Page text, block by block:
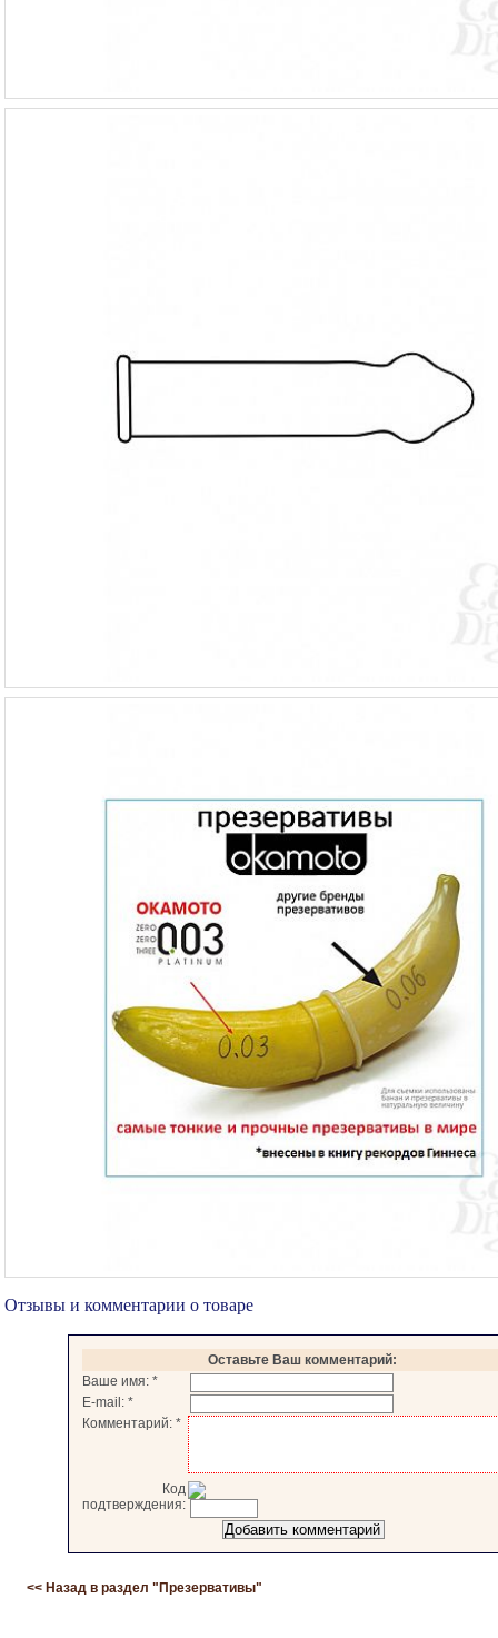
Отзывы и комментарии о товаре
Оставьте Ваш комментарий:
Ваше имя: *
E-mail: *
Комментарий: *
Код
подтверждения:
<< Назад в раздел " Презервативы"